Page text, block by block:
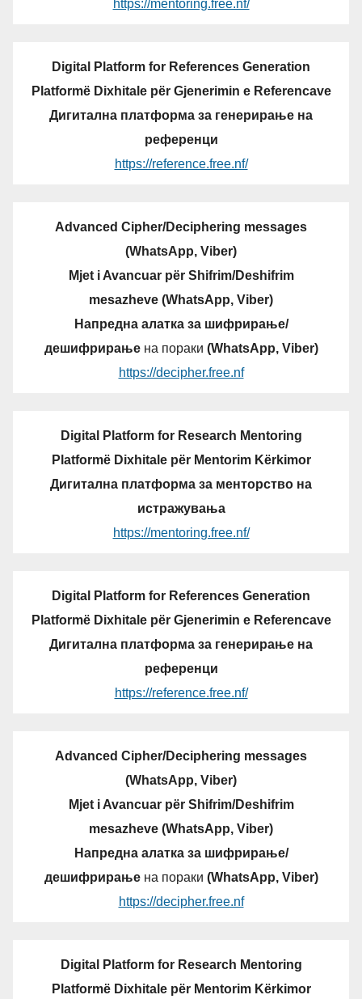
https://mentoring.free.nf/
Digital Platform for References Generation
Platformë Dixhitale për Gjenerimin e Referencave
Дигитална платформа за генерирање на
референци
https://reference.free.nf/
Advanced Cipher/Deciphering messages
(WhatsApp, Viber)
Mjet i Avancuar për Shifrim/Deshifrim
mesazheve (WhatsApp, Viber)
Напредна алатка за шифрирање/
дешифрирањена пораки (WhatsApp, Viber)
https://decipher.free.nf
Digital Platform for Research Mentoring
Platformë Dixhitale për Mentorim Kërkimor
Дигитална платформа за менторство на
истражувања
https://mentoring.free.nf/
Digital Platform for References Generation
Platformë Dixhitale për Gjenerimin e Referencave
Дигитална платформа за генерирање на
референци
https://reference.free.nf/
Advanced Cipher/Deciphering messages
(WhatsApp, Viber)
Mjet i Avancuar për Shifrim/Deshifrim
mesazheve (WhatsApp, Viber)
Напредна алатка за шифрирање/
дешифрирањена пораки (WhatsApp, Viber)
https://decipher.free.nf
Digital Platform for Research Mentoring
Platformë Dixhitale për Mentorim Kërkimor